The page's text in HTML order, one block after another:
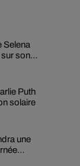
Selena
son
Puth
solaire
une